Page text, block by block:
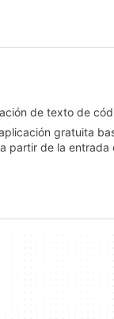
de texto de
gratuita
partir de la